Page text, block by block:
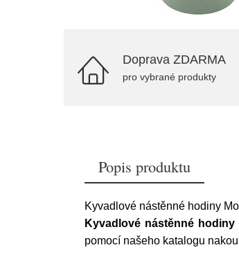
Doprava ZDARMA
pro vybrané produkty
Popis produktu
Kyvadlové nástěnné hodiny
Kyvadlové nástěnné
pomocí našeho katalogu